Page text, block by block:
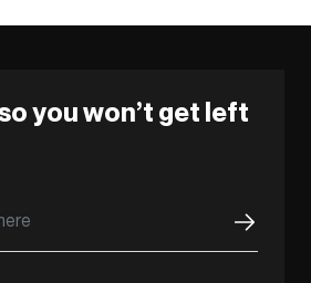
you won’t get left